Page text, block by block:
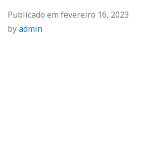
Publicado em fevereiro 16, 2023
byadmin